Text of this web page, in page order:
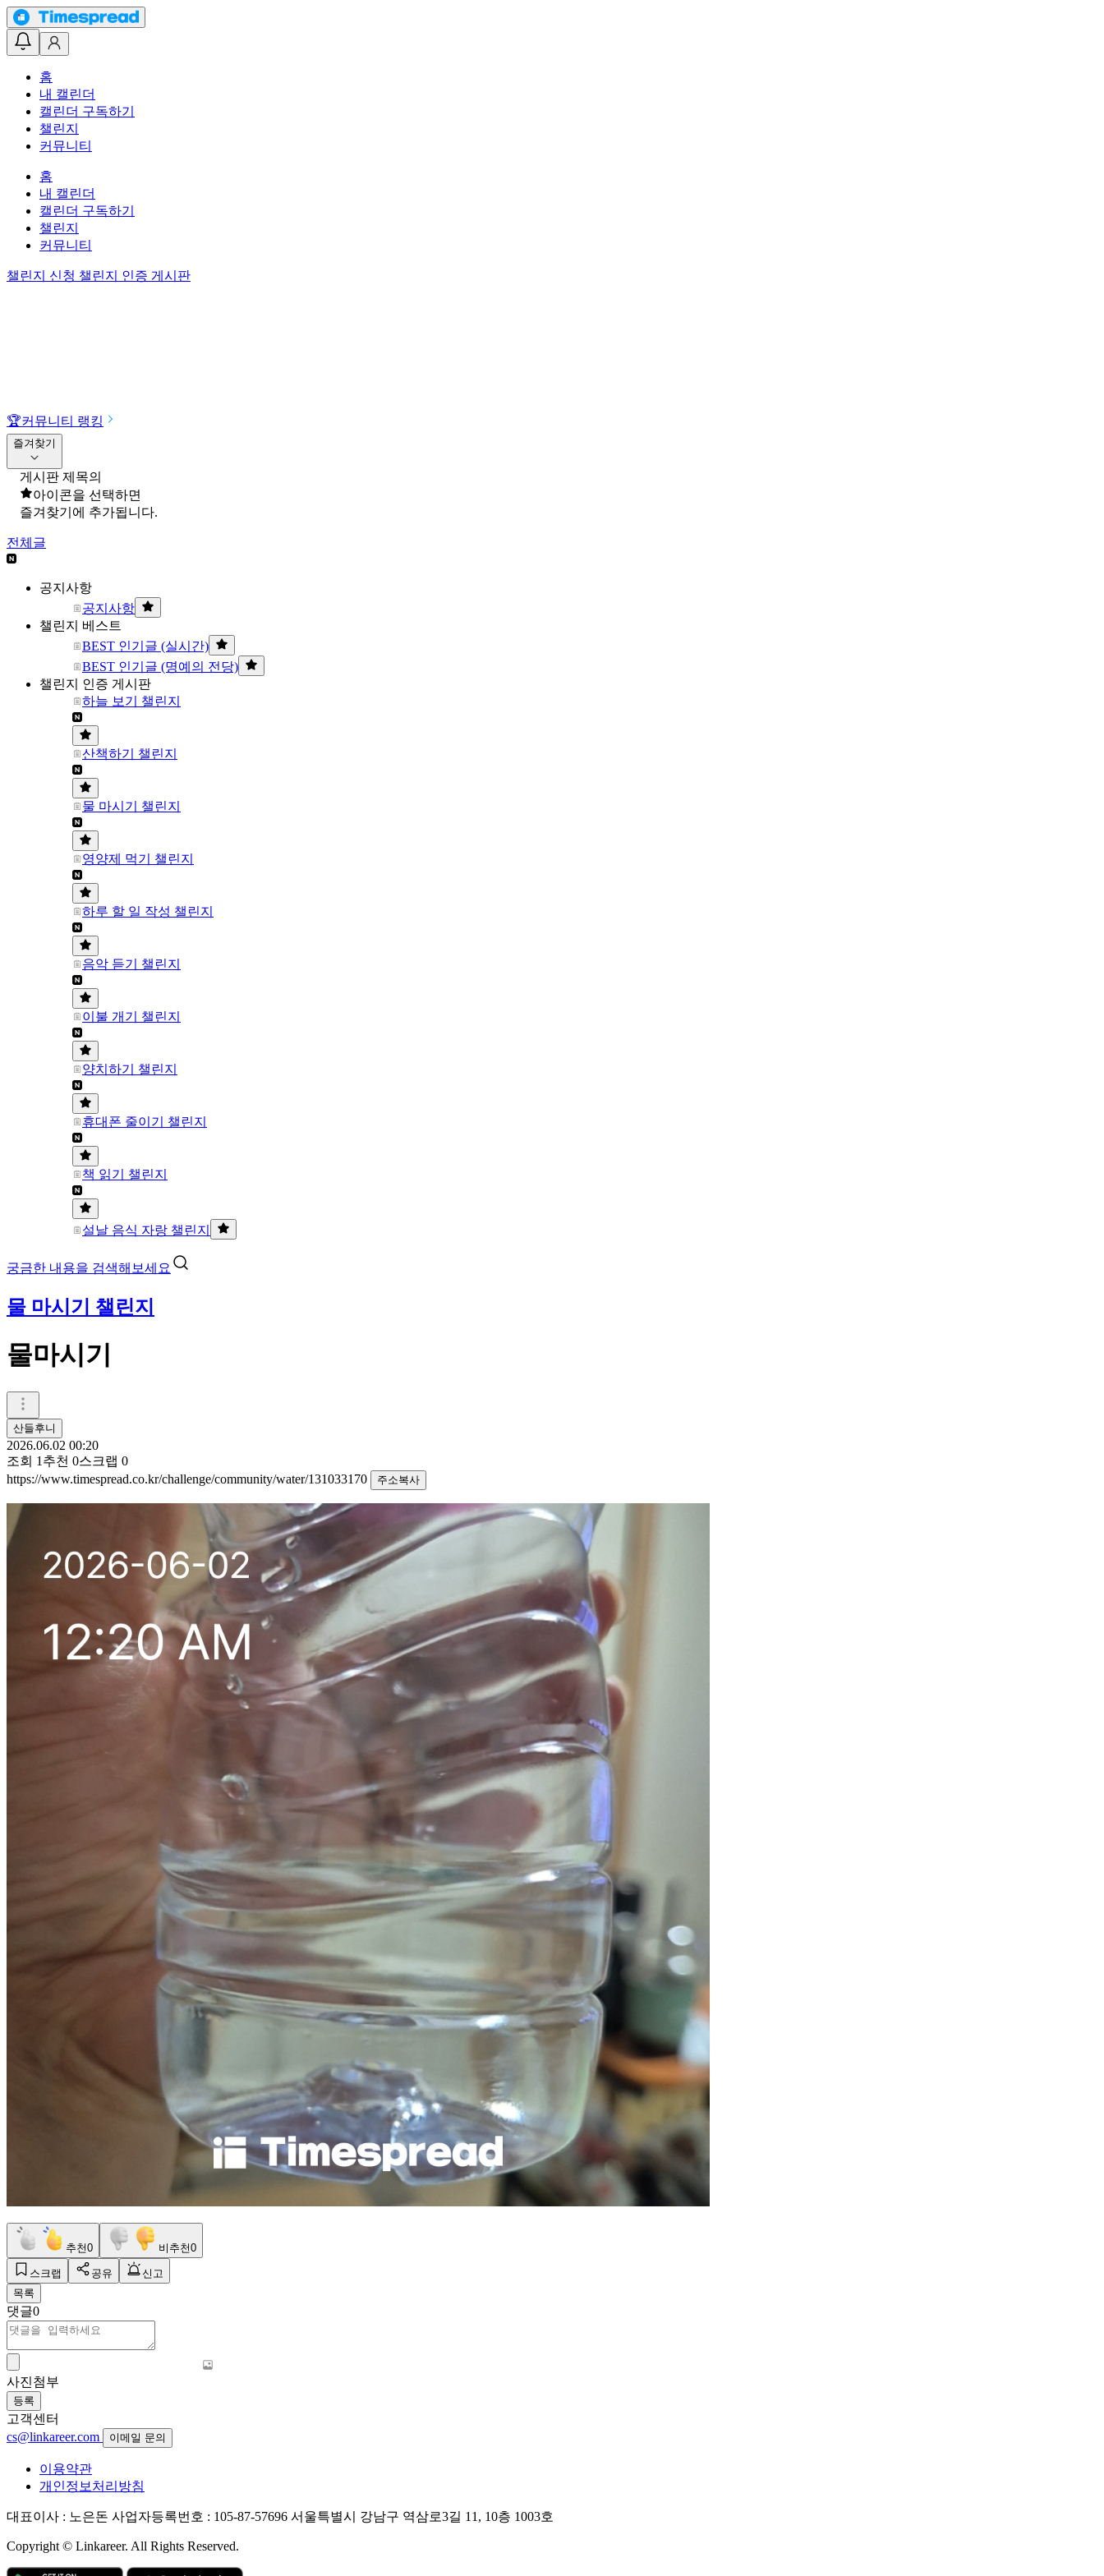
홈
내 캘린더
캘린더 구독하기
챌린지
커뮤니티
홈
내 캘린더
캘린더 구독하기
챌린지
커뮤니티
챌린지 신청 챌린지 인증 게시판
🏆커뮤니티 랭킹
즐겨찾기
게시판 제목의
아이콘을 선택하면
즐겨찾기에 추가됩니다.
전체글
공지사항
공지사항
챌린지 베스트
BEST 인기글 (실시간)
BEST 인기글 (명예의 전당)
챌린지 인증 게시판
하늘 보기 챌린지
산책하기 챌린지
물 마시기 챌린지
영양제 먹기 챌린지
하루 할 일 작성 챌린지
음악 듣기 챌린지
이불 개기 챌린지
양치하기 챌린지
휴대폰 줄이기 챌린지
책 읽기 챌린지
설날 음식 자랑 챌린지
궁금한 내용을 검색해보세요
물 마시기 챌린지
물마시기
산들후니
2026.06.02 00:20
조회 1 추천 0스크랩 0
https://www.timespread.co.kr/challenge/community/water/131033170
주소복사
추천0 비추천0
스크랩 공유
신고
목록
댓글0
사진첨부
등록
고객센터
cs@linkareer.com
이메일 문의
이용약관
개인정보처리방침
대표이사 : 노은돈 사업자등록번호 : 105-87-57696 서울특별시 강남구 역삼로3길 11, 10층 1003호
Copyright © Linkareer. All Rights Reserved.